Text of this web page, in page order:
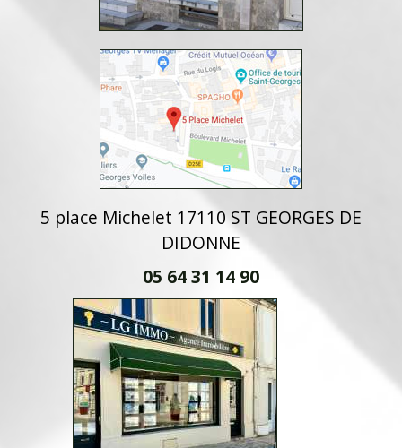
5 place Michelet 17110 ST GEORGES DE
DIDONNE
05 64 31 14 90